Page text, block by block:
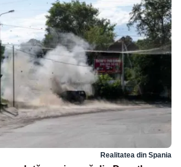
Realitatea din Spania